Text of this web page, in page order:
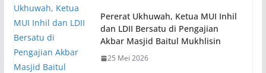
Pererat Ukhuwah, Ketua MUI Inhil
dan LDII Bersatu di Pengajian
Akbar Masjid Baitul Mukhlisin
25 Mei 2026